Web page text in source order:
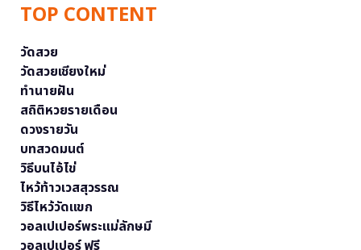
TOP CONTENT
วัดสวย
วัดสวยเชียงใหม่
ทำนายฝัน
สถิติหวยรายเดือน
ดวงรายวัน
บทสวดมนต์
วิธีบนไอ้ไข่
ไหว้ท้าวเวสสุวรรณ
วิธีไหว้วัดแขก
วอลเปเปอร์พระแม่ลักษมี
วอลเปเปอร์ ฟรี